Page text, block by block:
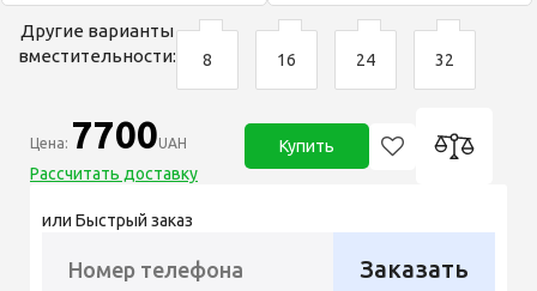
Другие варианты
вместительности:
8 16 24 32
Цена: 7700UAH
Рассчитать доставку
Купить
или Быстрый заказ
Заказать